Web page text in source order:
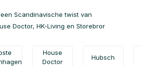
Scandinavische twist van
Doctor, HK-Living en Storebror
House
Doctor
Hubsch